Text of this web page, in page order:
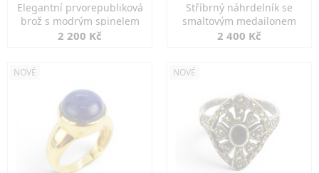
Elegantní prvorepubliková
brož s modrým spinelem
2 200 Kč
Stříbrný náhrdelník se
smaltovým medailonem
2 400 Kč
NOVÉ NOVÉ